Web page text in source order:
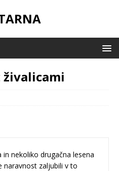
živalicami
in nekoliko drugačna lesena
naravnost zaljubili v to